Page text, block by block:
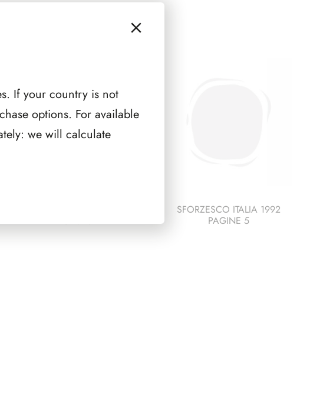
PAGINE 5
SFORZESCO ITALIA 1992
PAGINE 5
If your country is not
options. For available
we will calculate